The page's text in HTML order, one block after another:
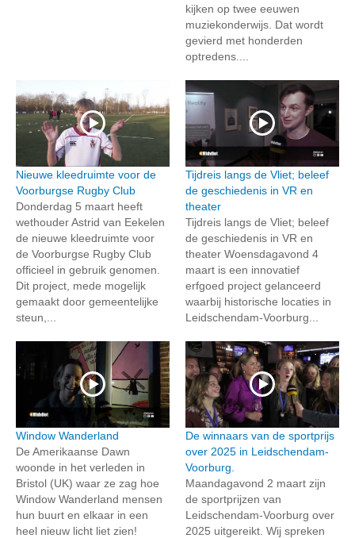
kijken op twee eeuwen
muziekonderwijs. Dat wordt
gevierd met honderden
optredens....
Nieuwe kleedruimte voor de
Voorburgse Rugby Club
Donderdag 5 maart heeft
wethouder Astrid van Eekelen
de nieuwe kleedruimte voor
de Voorburgse Rugby Club
officieel in gebruik genomen.
Dit project, mede mogelijk
gemaakt door gemeentelijke
steun,...
Tijdreis langs de Vliet; beleef
de geschiedenis in VR en
theater
Tijdreis langs de Vliet; beleef
de geschiedenis in VR en
theater Woensdagavond 4
maart is een innovatief
erfgoed project gelanceerd
waarbij historische locaties in
Leidschendam-Voorburg...
Window Wanderland
De Amerikaanse Dawn
woonde in het verleden in
Bristol (UK) waar ze zag hoe
Window Wanderland mensen
hun buurt en elkaar in een
heel nieuw licht liet zien!
De winnaars van de sportprijs
over 2025 in Leidschendam-
Voorburg.
Maandagavond 2 maart zijn
de sportprijzen van
Leidschendam-Voorburg over
2025 uitgereikt. Wij spreken